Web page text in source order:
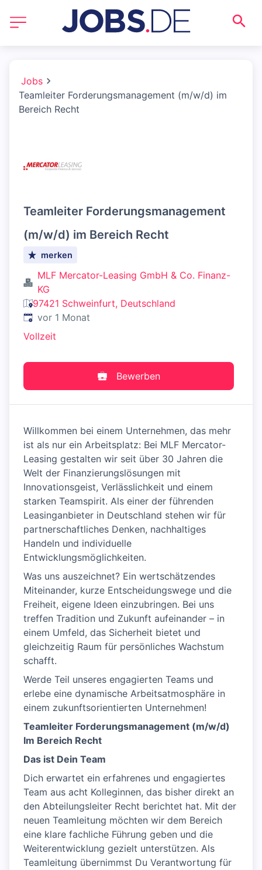
Jobs
Teamleiter Forderungsmanagement (m/w/d) im
Bereich Recht
Teamleiter Forderungsmanagement
(m/w/d) im Bereich Recht
merken
MLF Mercator-Leasing GmbH & Co. Finanz-
KG
97421 Schweinfurt, Deutschland
Veröffentlicht:
vor 1 Monat
Vollzeit
Bewerben
Willkommen bei einem Unternehmen, das mehr
ist als nur ein Arbeitsplatz: Bei MLF Mercator-
Leasing gestalten wir seit über 30 Jahren die
Welt der Finanzierungslösungen mit
Innovationsgeist, Verlässlichkeit und einem
starken Teamspirit. Als einer der führenden
Leasinganbieter in Deutschland stehen wir für
partnerschaftliches Denken, nachhaltiges
Handeln und individuelle
Entwicklungsmöglichkeiten.
Was uns auszeichnet? Ein wertschätzendes
Miteinander, kurze Entscheidungswege und die
Freiheit, eigene Ideen einzubringen. Bei uns
treffen Tradition und Zukunft aufeinander – in
einem Umfeld, das Sicherheit bietet und
gleichzeitig Raum für persönliches Wachstum
schafft.
Werde Teil unseres engagierten Teams und
erlebe eine dynamische Arbeitsatmosphäre in
einem zukunftsorientierten Unternehmen!
Teamleiter Forderungsmanagement (m/w/d)
Im Bereich Recht
Das ist Dein Team
Dich erwartet ein erfahrenes und engagiertes
Team aus acht Kolleginnen, das bisher direkt an
den Abteilungsleiter Recht berichtet hat. Mit der
neuen Teamleitung möchten wir dem Bereich
eine klare fachliche Führung geben und die
Weiterentwicklung gezielt unterstützen. Als
Teamleitung übernimmst Du Verantwortung für